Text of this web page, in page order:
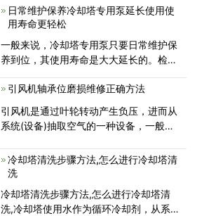
些，冷却塔维护：冷却塔维护过程分为三
个阶段：停机后的清洁维护、启动前的检
塔停机后的清洁.维护
日常维护保养冷却塔专用泵延长使用使
用寿命更轻松
一般来说，冷却塔专用泵只要日常维护保
养到位，其使用寿命是大大延长的。检查
立即更换减速机轴承，查看风叶是否平均
分布有无松动。循环水蒸发后，会留下水
中的溶解物，使水浓度增加，水被浓缩后
引风机轴承位磨损维修正确方法
引风机是通过叶轮转动产生负压，进而从
系统(设备)抽取空气的一种设备，一般安
气。引风机广泛用于工厂、矿井、隧道、
冷却塔、车辆、船舶和建筑物的通风、排
冷却塔清洗步骤方法,怎么进行冷却塔清
洗
冷却塔清洗步骤方法,怎么进行冷却塔清
洗,冷却塔使用水作为循环冷却剂，从系